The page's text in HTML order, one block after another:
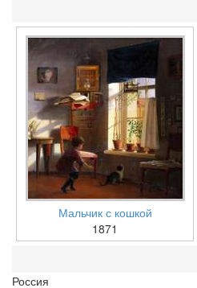
Мальчик с кошкой
1871
Россия